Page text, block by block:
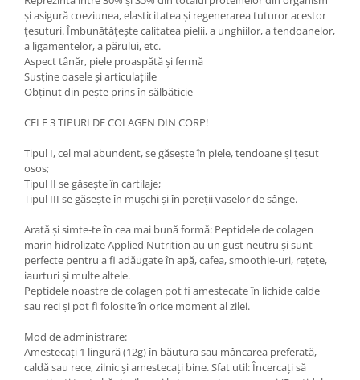
Swanson
Under Armour
Universal
Vitargo
Weider
și asigură coeziunea, elasticitatea și regenerarea tuturor acestor
țesuturi. Îmbunătățește calitatea pielii, a unghiilor, a tendoanelor,
a ligamentelor, a părului, etc.
Aspect tânăr, piele proaspătă și fermă
Susține oasele și articulațiile
Obținut din pește prins în sălbăticie
CELE 3 TIPURI DE COLAGEN DIN CORP!
Tipul I, cel mai abundent, se găsește în piele, tendoane și țesut
osos;
Tipul II se găsește în cartilaje;
Tipul III se găsește în mușchi și în pereții vaselor de sânge.
Arată și simte-te în cea mai bună formă: Peptidele de colagen
marin hidrolizate Applied Nutrition au un gust neutru și sunt
perfecte pentru a fi adăugate în apă, cafea, smoothie-uri, rețete,
iaurturi și multe altele.
Peptidele noastre de colagen pot fi amestecate în lichide calde
sau reci și pot fi folosite în orice moment al zilei.
Mod de administrare:
Amestecați 1 lingură (12g) în băutura sau mâncarea preferată,
caldă sau rece, zilnic și amestecați bine. Sfat util: Încercați să